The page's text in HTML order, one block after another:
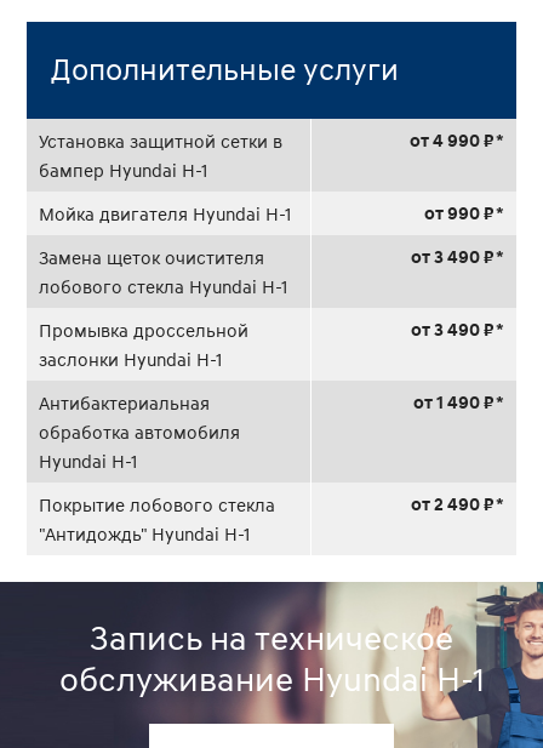
Дополнительные услуги
Установка защитной сетки в
бампер Hyundai H-1
от 4 990 ₽ *
Мойка двигателя Hyundai H-1 от 990 ₽ *
Замена щеток очистителя
лобового стекла Hyundai H-1
от 3 490 ₽ *
Промывка дроссельной
заслонки Hyundai H-1
от 3 490 ₽ *
Антибактериальная
обработка автомобиля
Hyundai H-1
от 1 490 ₽ *
Покрытие лобового стекла
"Антидождь" Hyundai H-1
от 2 490 ₽ *
Запись на техническое
обслуживание Hyundai H-1